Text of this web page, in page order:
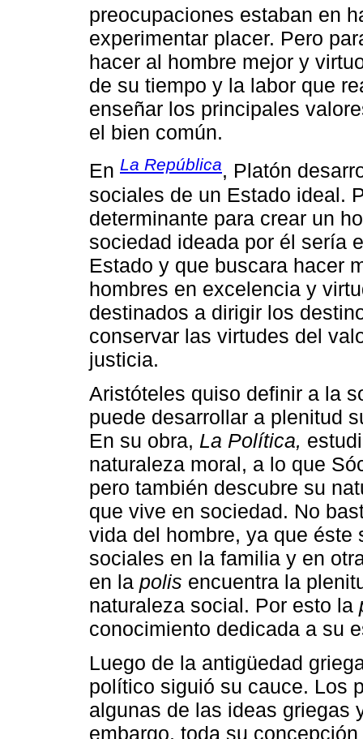
preocupaciones estaban en
experimentar placer. Pero
hacer al hombre mejor y
de su tiempo y la labor que
enseñar los principales
el bien común.
En La República, Platón
sociales de un Estado ideal.
determinante para crear un
sociedad ideada por él sería
Estado y que buscara hacer
hombres en excelencia y
destinados a dirigir los
conservar las virtudes del
justicia.
Aristóteles quiso definir a la
puede desarrollar a plenitud
En su obra, La Política,
naturaleza moral, a lo que
pero también descubre su
que vive en sociedad. No
vida del hombre, ya que
sociales en la familia y en
en la polis encuentra la
naturaleza social. Por esto la
conocimiento dedicada a su
Luego de la antigüedad
político siguió su cauce. Los
algunas de las ideas griegas
embargo, toda su